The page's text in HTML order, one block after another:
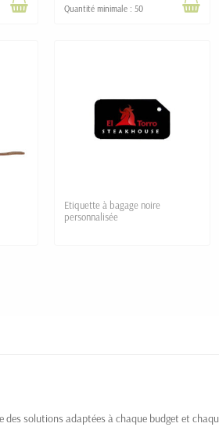
Quantité minimale : 50
Etiquette à bagage noire
personnalisée
solutions adaptées à chaque budget et